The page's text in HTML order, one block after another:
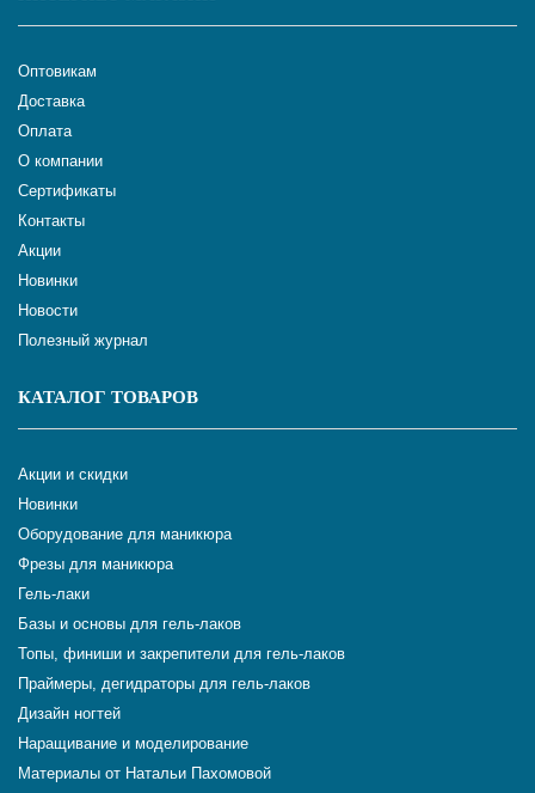
Оптовикам
Доставка
Оплата
О компании
Сертификаты
Контакты
Акции
Новинки
Новости
Полезный журнал
КАТАЛОГ ТОВАРОВ
Акции и скидки
Новинки
Оборудование для маникюра
Фрезы для маникюра
Гель-лаки
Базы и основы для гель-лаков
Топы, финиши и закрепители для гель-лаков
Праймеры, дегидраторы для гель-лаков
Дизайн ногтей
Наращивание и моделирование
Материалы от Натальи Пахомовой